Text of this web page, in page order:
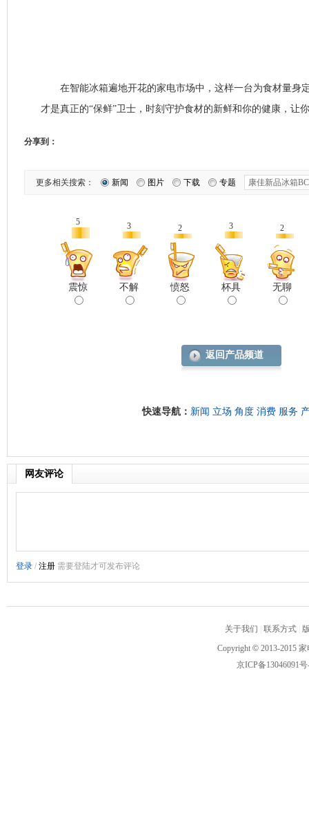
在智能冰箱遍地开花的家电市场中，这样一台为食材量身
才是真正的“保鲜”卫士，时刻守护食材的新鲜和你的健康，让
分享到：
更多相关搜索： 新闻 图片 下载 专题
5
震惊
3
不解
2
愤怒
3
杯具
2
无聊
返回产品频道
快速导航： 新闻 立场 角度 消费 服务
网友评论
关于我们 联系方式
Copyright © 2013-2015
京ICP备13046091号